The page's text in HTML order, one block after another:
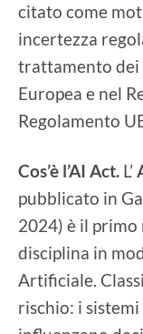
citato come
incertezza
trattamento dei
Europea e nel
Regolamento
Cos’è l’AI Act. L’
pubblicato in
2024) è il
disciplina in
Artificiale.
rischio: i